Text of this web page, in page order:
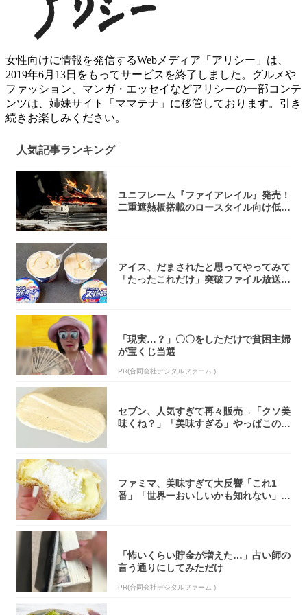
女性向けに情報を発信するWebメディア「アリシー」は、
2019年6月13日をもってサービスを終了しました。グルメや
ファッション、マンガ・エッセイなどアリシーの一部コンテ
ンツは、姉妹サイト「ママテナ」に移管しております。引き
続きお楽しみください。
人気記事ランキング
ユニフレーム『ファイアレイル』発売！
二重遮熱板搭載のロースタイル向け低型
アイス、だまされたと思ってやってみて
「たったこれだけ」突破ファイル放送で
「現実…？」〇〇をしただけで貧困主婦
が宝くじ当選
PR(合同会社デジタルファーム )
セブン、人気すぎて再々販売→「クソ美
味くね？」「美味すぎる」やっぱこのク
ファミマ、美味すぎて大反響「これ1
番」「世界一おいしいかも知れない」
「怖いくらい貯金が増えた…」占い師の
言う通りにしてみただけ
PR(合同会社デジタルファーム )